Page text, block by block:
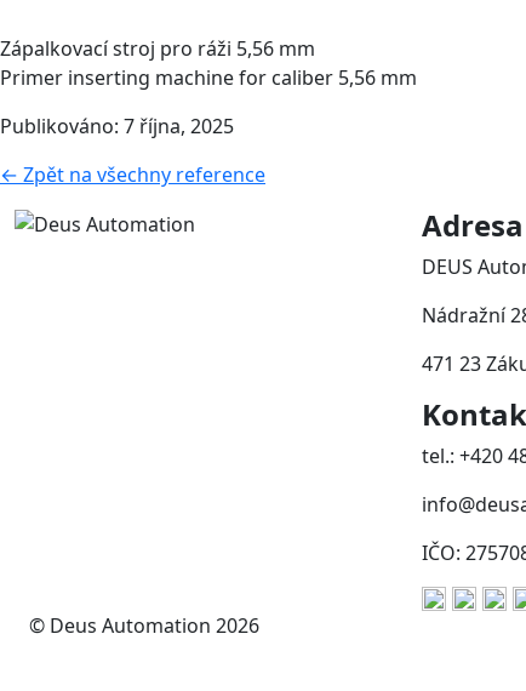
Zápalkovací stroj pro ráži 5,56 mm
Primer inserting machine for caliber 5,56 mm
Publikováno: 7 října, 2025
← Zpět na všechny reference
DEUS
Nádražní
471 23
tel.: +420
IČO:
© Deus Automation 2026